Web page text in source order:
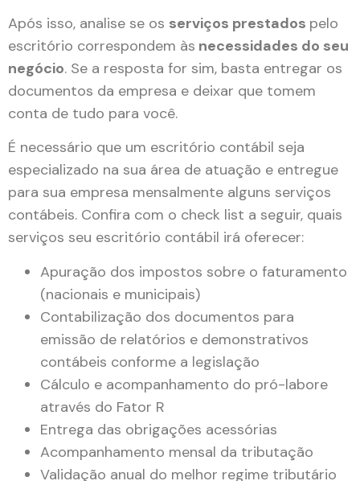
Após isso, analise se os serviços prestados pelo
escritório correspondem às necessidades do seu
negócio. Se a resposta for sim, basta entregar os
documentos da empresa e deixar que tomem
conta de tudo para você.
É necessário que um escritório contábil seja
especializado na sua área de atuação e entregue
para sua empresa mensalmente alguns serviços
contábeis. Confira com o check list a seguir, quais
serviços seu escritório contábil irá oferecer:
Apuração dos impostos sobre o faturamento
(nacionais e municipais)
Contabilização dos documentos para
emissão de relatórios e demonstrativos
contábeis conforme a legislação
Cálculo e acompanhamento do pró-labore
através do Fator R
Entrega das obrigações acessórias
Acompanhamento mensal da tributação
Validação anual do melhor regime tributário